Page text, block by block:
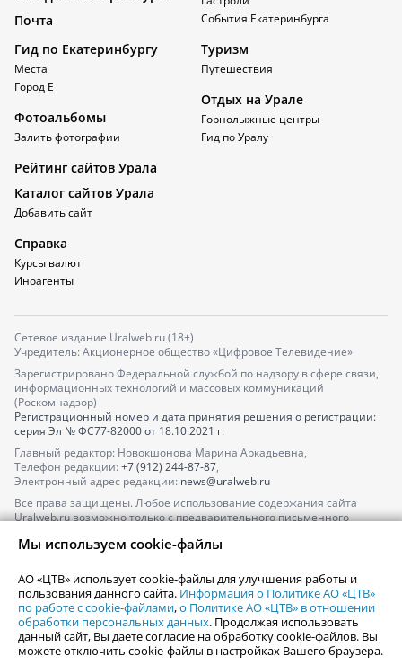
Почта
События Екатеринбурга
Гид по Екатеринбургу
Места
Город Е
Фотоальбомы
Залить фотографии
Туризм
Путешествия
Отдых на Урале
Горнолыжные центры
Гид по Уралу
Рейтинг сайтов Урала
Каталог сайтов Урала
Добавить сайт
Справка
Курсы валют
Иноагенты
Сетевое издание Uralweb.ru (18+)
Учредитель: Акционерное общество «Цифровое Телевидение»
Зарегистрировано Федеральной службой по надзору в сфере связи,
информационных технологий и массовых коммуникаций
(Роскомнадзор)
Регистрационный номер и дата принятия решения о регистрации:
серия Эл № ФС77-82000от 18.10.2021 г.
Главный редактор: Новокшонова Марина Аркадьевна,
Телефон редакции: +7 (912) 244-87-87,
Электронный адрес редакции: news@uralweb.ru
Все права защищены. Любое использование содержания сайта
Uralweb.ru возможно только с предварительного письменного
По вопросам размещения рекламы обращайтесь по тел.
По вопросам размещения информации в разделе «Афиша»
afisha@uralweb.ru
Пользовательское соглашение на использование сайта
Политика АО «ЦТВ» в отношении обработки персональных данных
Мы используем cookie-файлы
АО «ЦТВ» использует cookie-файлы для улучшения работы и
пользования данного сайта. Информация о Политике АО «ЦТВ»
по работе с cookie-файлами,о Политике АО «ЦТВ» в отношении
обработки персональных данных. Продолжая использовать
данный сайт, Вы даете согласие на обработку cookie-файлов. Вы
можете отключить cookie-файлы в настройках Вашего браузера.